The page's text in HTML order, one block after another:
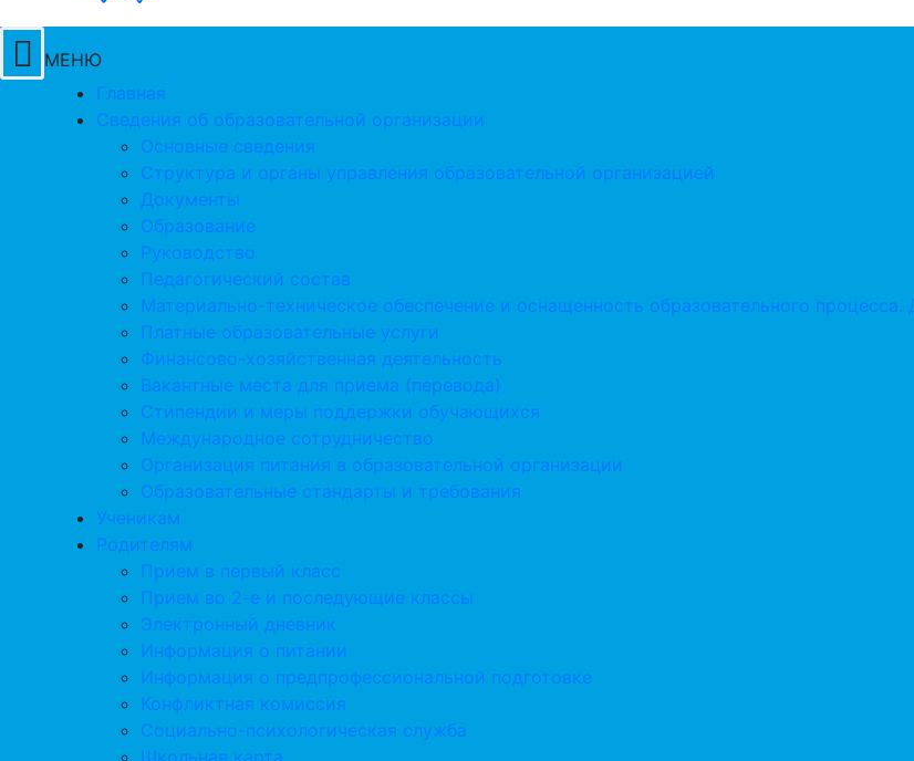
МЕНЮ
Главная
Сведения об образовательной организации
Основные сведения
Структура и органы управления образовательной организацией
Документы
Образование
Руководство
Педагогический состав
Материально-техническое обеспечение и оснащенность образовательного процесса.
Платные образовательные услуги
Финансово-хозяйственная деятельность
Вакантные места для приема (перевода)
Стипендии и меры поддержки обучающихся
Международное сотрудничество
Организация питания в образовательной организации
Образовательные стандарты и требования
Ученикам
Родителям
Прием в первый класс
Прием во 2-е и последующие классы
Электронный дневник
Информация о питании
Информация о предпрофессиональной подготовке
Конфликтная комиссия
Социально-психологическая служба